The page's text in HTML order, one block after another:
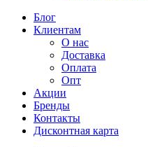
Блог
Клиентам
О нас
Доставка
Оплата
Опт
Акции
Бренды
Контакты
Дисконтная карта